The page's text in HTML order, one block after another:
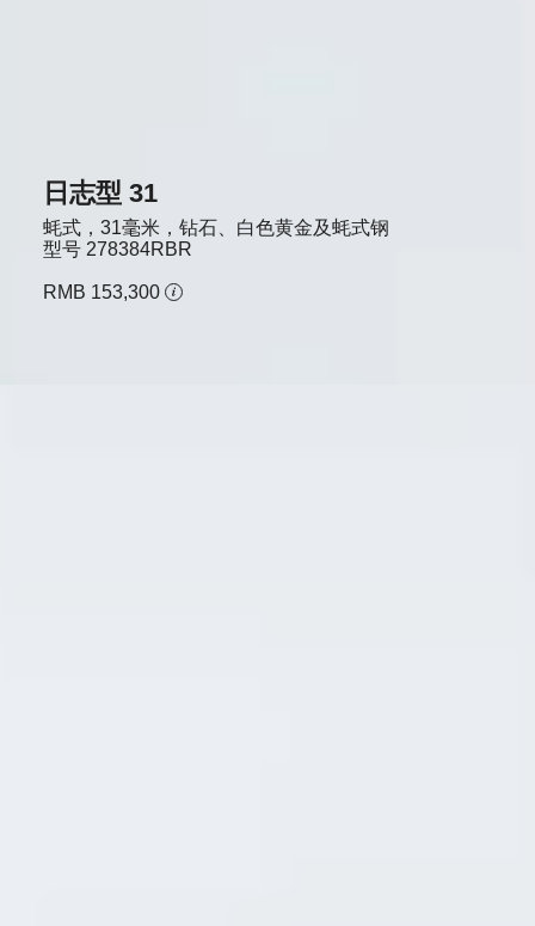
日志型 31
蚝式，31毫米，钻石、白色黄金及蚝式钢
型号 278384RBR
RMB 153,300